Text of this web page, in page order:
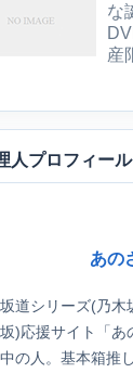
な
産
人プロフィール
あの
坂道シリーズ(乃木
坂)応援サイト「あ
中の人。基本箱推